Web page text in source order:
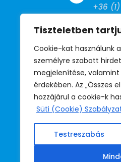
Tiszteletben
Cookie-kat használunk
személyre szabott
megjelenítése,
érdekében. Az „Összes
hozzájárul a cookie-k
Süti (Cookie)
Testreszabás
+36
 BM
39-530
39-531
39-532